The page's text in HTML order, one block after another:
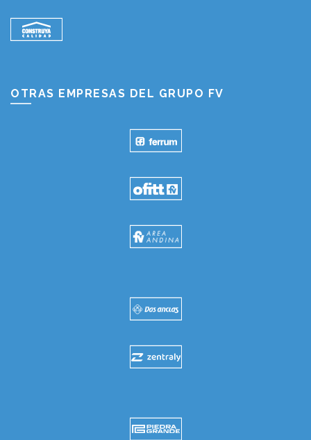
OTRAS EMPRESAS DEL GRUPO FV